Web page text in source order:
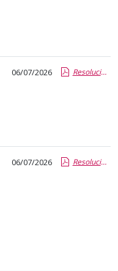
06/07/2026 Resolución Vicerrectora RRII-participacion Programa Mentor 1C curso 26-27.pdf.pdf
06/07/2026 Resolución Curso alemán Saarlandes 2026.pdf.pdf